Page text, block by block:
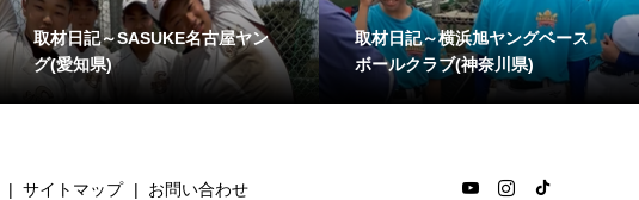
取材日記～SASUKE名古屋ヤン
グ(愛知県)
取材日記～横浜旭ヤングベース
ボールクラブ(神奈川県)
サイトマップ お問い合わせ